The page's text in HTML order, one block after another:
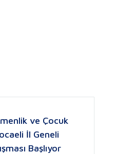
ve Çocuk
İl Geneli
Başlıyor